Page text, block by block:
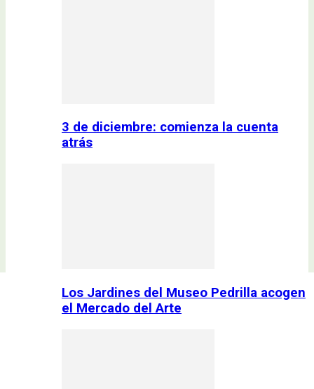
3 de diciembre: comienza la cuenta
atrás
Los Jardines del Museo Pedrilla acogen
el Mercado del Arte